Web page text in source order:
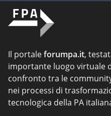
Il portaleforumpa.it,
importante luogo virtuale
confronto tra le
nei processi di
tecnologica della PA